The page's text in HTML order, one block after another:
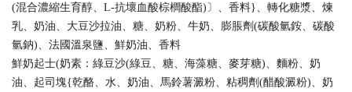
(混合濃縮生育醇、L-抗壞血酸棕櫚酸酯)〕、香料}、轉化糖漿、煉
乳、奶油、大豆沙拉油、糖、奶粉、牛奶、膨脹劑(碳酸氫銨、碳酸
氫鈉)、法國溫泉鹽、鮮奶油、香料
鮮奶起士(奶素：綠豆沙(綠豆、糖、海藻糖、麥芽糖)、麵粉、奶
油、起司塊{乾酪、水、奶油、馬鈴薯澱粉、粘稠劑(醋酸澱粉)、奶